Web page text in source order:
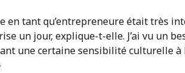
en tant qu’entrepreneure était très
un jour, explique-t-elle. J’ai vu un
une certaine sensibilité culturelle à